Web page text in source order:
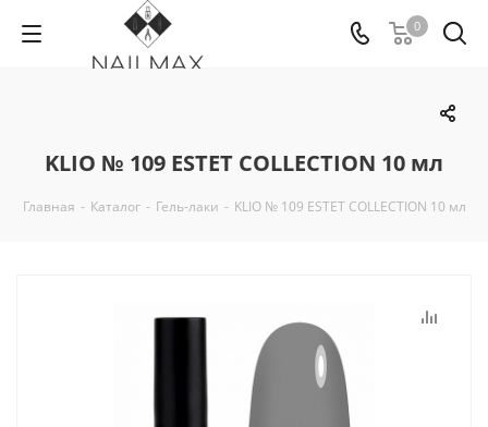
0
KLIO № 109 ESTET COLLECTION 10 мл
Главная - Каталог - Гель-лаки - KLIO № 109 ESTET COLLECTION 10 мл